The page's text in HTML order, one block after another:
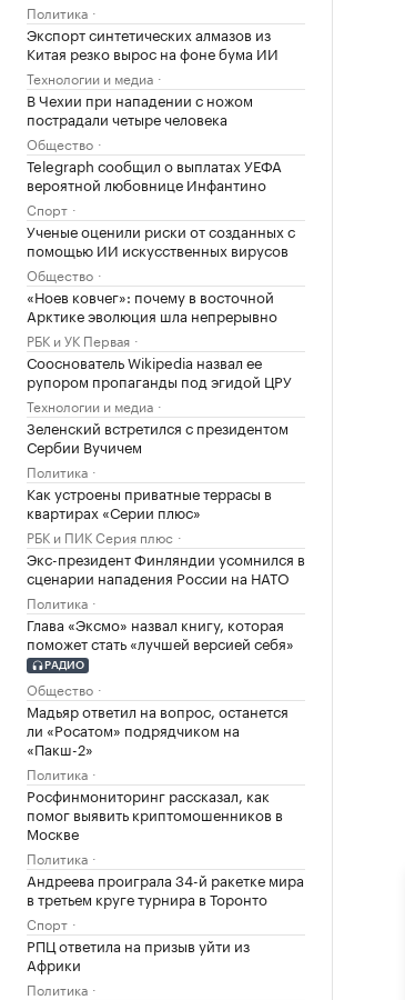
Политика
Экспорт синтетических алмазов из
Китая резко вырос на фоне бума ИИ
Технологии и медиа
В Чехии при нападении с ножом
пострадали четыре человека
Общество
Telegraph сообщил о выплатах УЕФА
вероятной любовнице Инфантино
Спорт
Ученые оценили риски от созданных с
помощью ИИ искусственных вирусов
Общество
«Ноев ковчег»: почему в восточной
Арктике эволюция шла непрерывно
РБК и УК Первая
Сооснователь Wikipedia назвал ее
рупором пропаганды под эгидой ЦРУ
Технологии и медиа
Зеленский встретился с президентом
Сербии Вучичем
Политика
Как устроены приватные террасы в
квартирах «Серии плюс»
РБК и ПИК Серия плюс
Экс-президент Финляндии усомнился в
сценарии нападения России на НАТО
Политика
Глава «Эксмо» назвал книгу, которая
поможет стать «лучшей версией себя»
РАДИО
Общество
Мадьяр ответил на вопрос, останется
ли «Росатом» подрядчиком на
«Пакш-2»
Политика
Росфинмониторинг рассказал, как
помог выявить криптомошенников в
Москве
Политика
Андреева проиграла 34-й ракетке мира
в третьем круге турнира в Торонто
Спорт
РПЦ ответила на призыв уйти из
Африки
Политика